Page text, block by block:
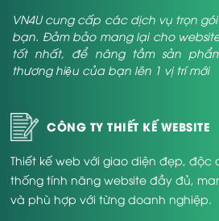
VN4U cung cấp các dịch vụ trọn
bạn. Đảm bảo mang lại cho
tốt nhất, để nâng tầm sản
thương hiệu của bạn lên 1 vị trí mới
CÔNG TY THIẾT KẾ WEBSITE
Thiết kế web với giao diện đẹp, độc
thống tính năng website đầy đủ,
và phù hợp với từng doanh nghiệp.